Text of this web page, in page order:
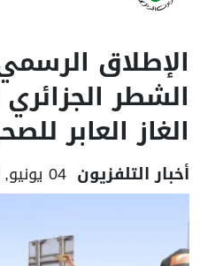
الرسمي
الجزائري
العابر
التلفزيون 04 يونيو, 2026